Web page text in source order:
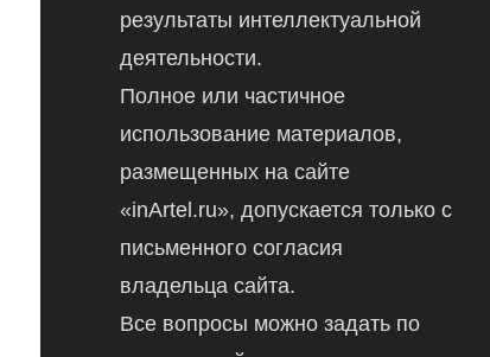
результаты интеллектуальной
деятельности.
Полное или частичное
использование материалов,
размещенных на сайте
«inArtel.ru», допускается только с
письменного согласия
владельца сайта.
Все вопросы можно задать по